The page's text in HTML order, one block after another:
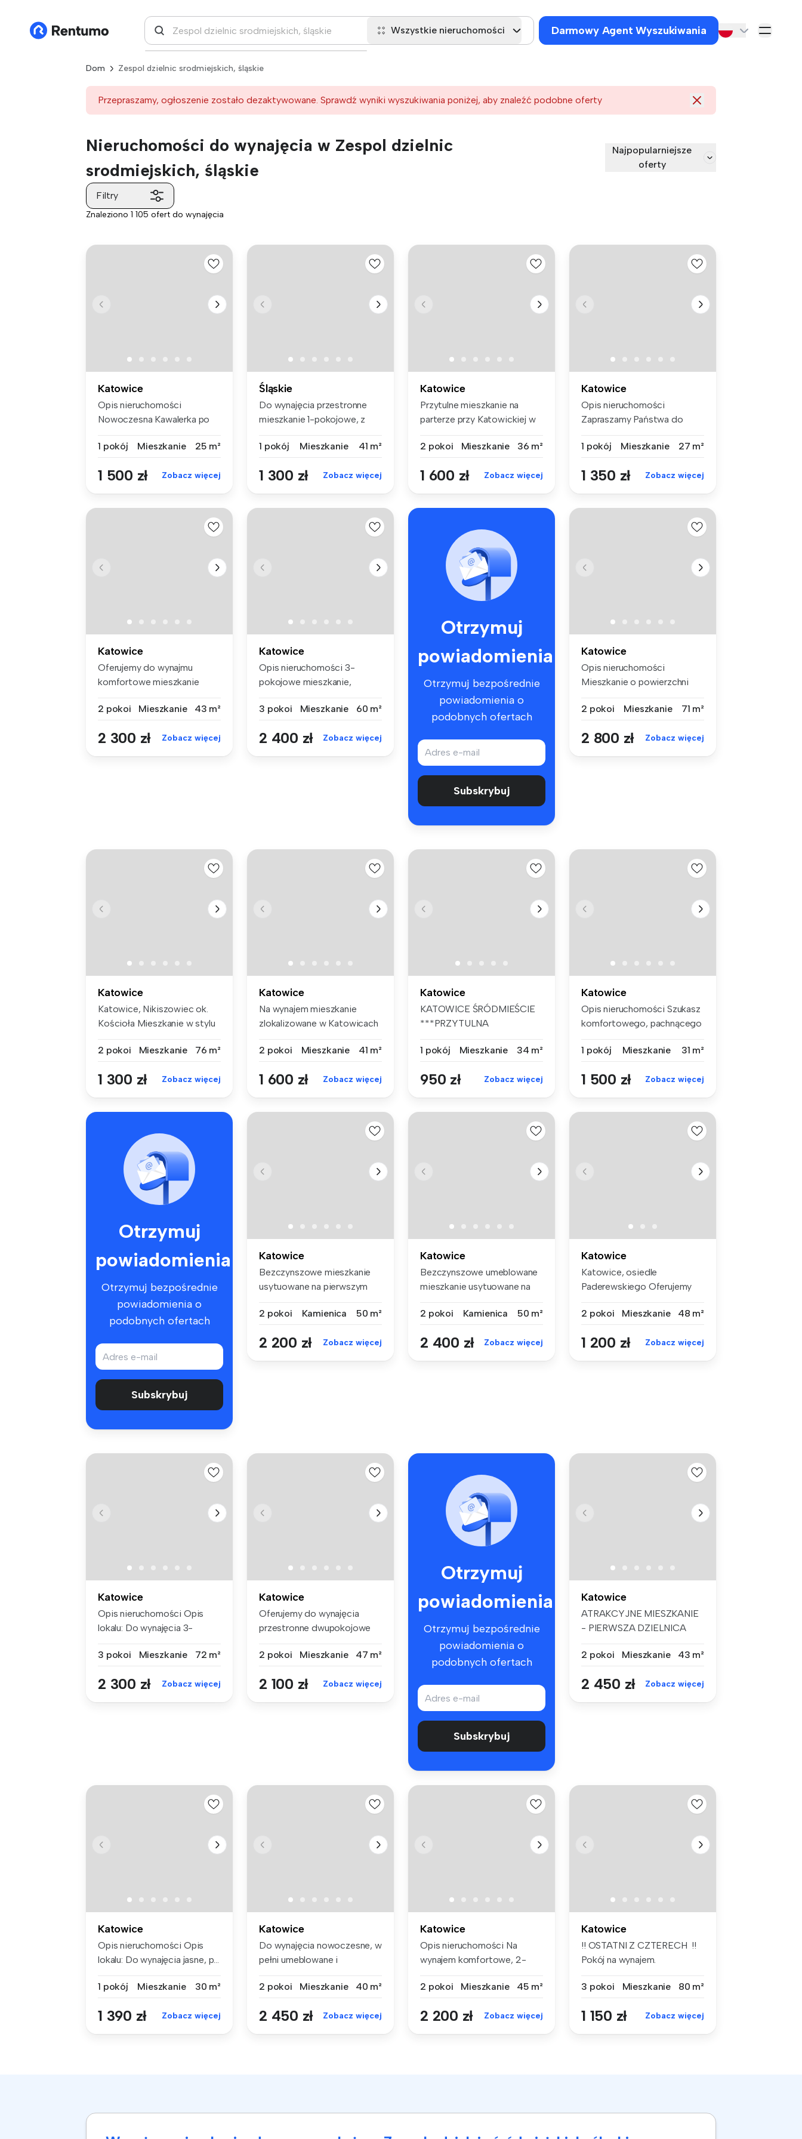
Wszystkie nieruchomości Darmowy Agent Wyszukiwania
Dom Zespol dzielnic srodmiejskich, śląskie
Przepraszamy, ogłoszenie zostało dezaktywowane. Sprawdź wyniki wyszukiwania poniżej, aby znaleźć podobne oferty
Nieruchomości do wynajęcia w Zespol dzielnic
srodmiejskich, śląskie
Najpopularniejsze
oferty
Filtry
Znaleziono 1 105 ofert do wynajęcia
Katowice
Opis nieruchomości
Nowoczesna Kawalerka po
1 pokój
Mieszkanie 25 m²
1 500 zł Zobacz więcej
Śląskie
Do wynajęcia przestronne
mieszkanie 1-pokojowe, z
1 pokój
Mieszkanie 41 m²
1 300 zł Zobacz więcej
Katowice
Przytulne mieszkanie na
parterze przy Katowickiej w
2 pokoi
Mieszkanie 36 m²
1 600 zł Zobacz więcej
Katowice
Opis nieruchomości
Zapraszamy Państwa do
1 pokój
Mieszkanie 27 m²
1 350 zł Zobacz więcej
Katowice
Oferujemy do wynajmu
komfortowe mieszkanie
2 pokoi
Mieszkanie 43 m²
2 300 zł Zobacz więcej
Katowice
Opis nieruchomości 3-
pokojowe mieszkanie,
3 pokoi
Mieszkanie 60 m²
2 400 zł Zobacz więcej
Otrzymuj
powiadomienia
Otrzymuj bezpośrednie
powiadomienia o
podobnych ofertach
Subskrybuj
Katowice
Opis nieruchomości
Mieszkanie o powierzchni
2 pokoi
Mieszkanie 71 m²
2 800 zł Zobacz więcej
Katowice
Katowice, Nikiszowiec ok.
Kościoła Mieszkanie w stylu
2 pokoi
Mieszkanie 76 m²
1 300 zł Zobacz więcej
Katowice
Na wynajem mieszkanie
zlokalizowane w Katowicach
2 pokoi
Mieszkanie 41 m²
1 600 zł Zobacz więcej
Katowice
KATOWICE ŚRÓDMIEŚCIE
***PRZYTULNA
1 pokój
Mieszkanie 34 m²
950 zł Zobacz więcej
Katowice
Opis nieruchomości Szukasz
komfortowego, pachnącego
1 pokój
Mieszkanie 31 m²
1 500 zł Zobacz więcej
Otrzymuj
powiadomienia
Otrzymuj bezpośrednie
powiadomienia o
podobnych ofertach
Subskrybuj
Katowice
Bezczynszowe mieszkanie
usytuowane na pierwszym
2 pokoi
Kamienica 50 m²
2 200 zł Zobacz więcej
Katowice
Bezczynszowe umeblowane
mieszkanie usytuowane na
2 pokoi
Kamienica 50 m²
2 400 zł Zobacz więcej
Katowice
Katowice, osiedle
Paderewskiego Oferujemy
2 pokoi
Mieszkanie 48 m²
1 200 zł Zobacz więcej
Katowice
Opis nieruchomości Opis
lokalu: Do wynajęcia 3-
3 pokoi
Mieszkanie 72 m²
2 300 zł Zobacz więcej
Katowice
Oferujemy do wynajęcia
przestronne dwupokojowe
2 pokoi
Mieszkanie 47 m²
2 100 zł Zobacz więcej
Otrzymuj
powiadomienia
Otrzymuj bezpośrednie
powiadomienia o
podobnych ofertach
Subskrybuj
Katowice
ATRAKCYJNE MIESZKANIE
- PIERWSZA DZIELNICA
2 pokoi
Mieszkanie 43 m²
2 450 zł Zobacz więcej
Katowice
Opis nieruchomości Opis
lokalu: Do wynajęcia jasne, p...
1 pokój Mieszkanie 30 m²
1 390 zł Zobacz więcej
Katowice
Do wynajęcia nowoczesne, w
pełni umeblowane i
2 pokoi
Mieszkanie 40 m²
2 450 zł Zobacz więcej
Katowice
Opis nieruchomości Na
wynajem komfortowe, 2-
2 pokoi
Mieszkanie 45 m²
2 200 zł Zobacz więcej
Katowice
!! OSTATNI Z CZTERECH !!
Pokój na wynajem.
3 pokoi
Mieszkanie 80 m²
1 150 zł Zobacz więcej